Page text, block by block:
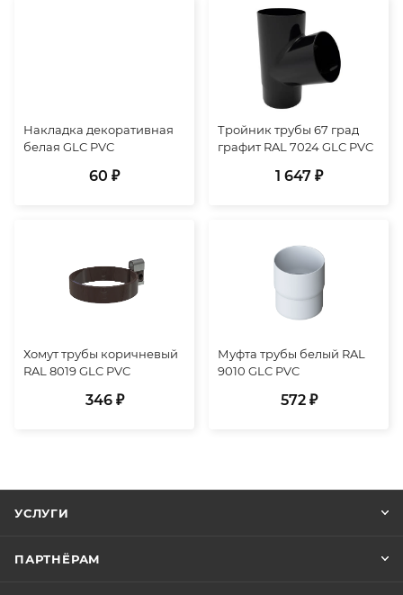
Накладка декоративная
белая GLC PVC
60 ₽
Тройник трубы 67 град
графит RAL 7024 GLC PVC
1 647 ₽
Хомут трубы коричневый
RAL 8019 GLC PVC
346 ₽
Муфта трубы белый RAL
9010 GLC PVC
572 ₽
УСЛУГИ
ПАРТНЁРАМ